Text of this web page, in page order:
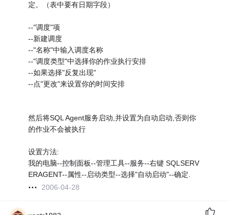
定。（表中要有日期字段）
--"调度"项
--新建调度
--"名称"中输入调度名称
--"调度类型"中选择你的作业执行安排
--如果选择"反复出现"
--点"更改"来设置你的时间安排
然后将SQL Agent服务启动,并设置为自动启动,否则你
的作业不会被执行
设置方法:
我的电脑--控制面板--管理工具--服务--右键 SQLSERV
ERAGENT--属性--启动类型--选择"自动启动"--确定.
2006-04-28